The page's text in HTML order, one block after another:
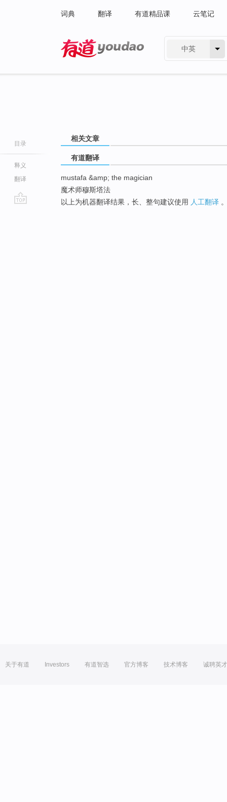
词典 翻译 有道精品课 云笔记
中英
目录
释义
翻译
相关文章
有道翻译
mustafa &amp; the magician
魔术师穆斯塔法
以上为机器翻译结果，长、整句建议使用 人工翻译
关于有道 Investors 有道智选 官方博客 技术博客 诚聘英才